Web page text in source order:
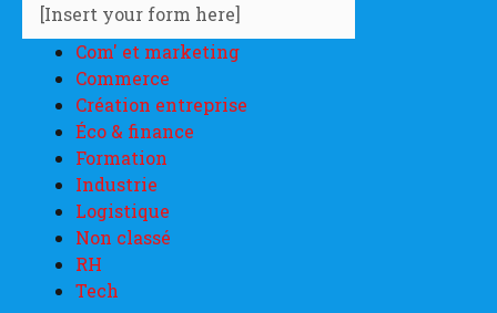
[Insert your form here]
Com' et marketing
Commerce
Création entreprise
Éco & finance
Formation
Industrie
Logistique
Non classé
RH
Tech